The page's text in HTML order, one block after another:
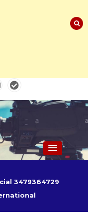
3479364729